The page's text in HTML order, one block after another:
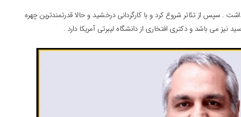
. سپس از تئاتر شروع کرد و با کارگردانی درخشید و حالا قدرتمندترین چهره
می باشد و دکتری افتخاری از دانشگاه لیبرتی آمریکا دارد .